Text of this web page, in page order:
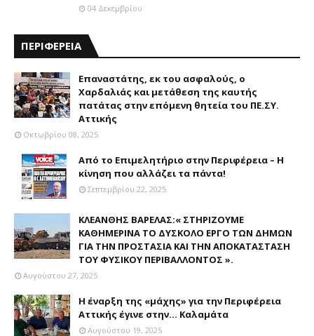
04 Δεκεμβρίου
ΠΕΡΙΦΕΡΕΙΑ
Επαναστάτης, εκ του ασφαλούς, ο
Χαρδαλιάς και μετάθεση της καυτής
πατάτας στην επόμενη θητεία του ΠΕ.ΣΥ.
Αττικής
Οκτωβρίου 08, 2025
Από το Επιμελητήριο στην Περιφέρεια – Η
κίνηση που αλλάζει τα πάντα!
Σεπτεμβρίου 22, 2025
ΚΛΕΑΝΘΗΣ ΒΑΡΕΛΑΣ:« ΣΤΗΡΙΖΟΥΜΕ
ΚΑΘΗΜΕΡΙΝΑ ΤΟ ΔΥΣΚΟΛΟ ΕΡΓΟ ΤΩΝ ΔΗΜΩΝ
ΓΙΑ ΤΗΝ ΠΡΟΣΤΑΣΙΑ ΚΑΙ ΤΗΝ ΑΠΟΚΑΤΑΣΤΑΣΗ
ΤΟΥ ΦΥΣΙΚΟΥ ΠΕΡΙΒΑΛΛΟΝΤΟΣ ».
Αυγούστου 27, 2025
Η έναρξη της «μάχης» για την Περιφέρεια
Αττικής έγινε στην... Καλαμάτα
Αυγούστου 19, 2025